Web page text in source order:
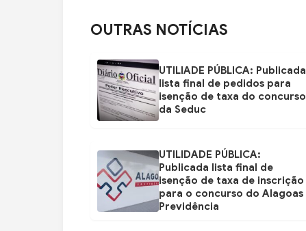
OUTRAS NOTÍCIAS
UTILIADE PÚBLICA: Publicada
lista final de pedidos para
isenção de taxa do concurso
da Seduc
UTILIDADE PÚBLICA:
Publicada lista final de
isenção de taxa de inscrição
para o concurso do Alagoas
Previdência